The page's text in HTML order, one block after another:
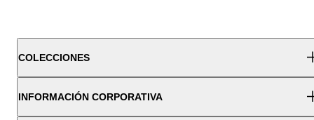
COLECCIONES
INFORMACIÓN CORPORATIVA